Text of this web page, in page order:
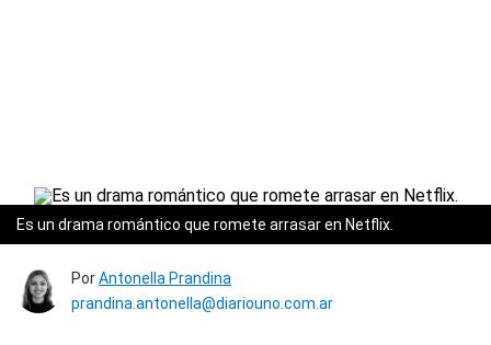
Es un drama romántico que romete arrasar en Netflix.
PorAntonella Prandina
prandina.antonella@diariouno.com.ar